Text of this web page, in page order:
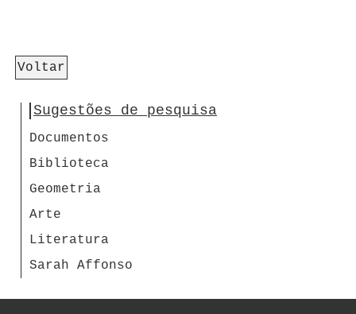
Voltar
Sugestões de pesquisa
Documentos
Biblioteca
Geometria
Arte
Literatura
Sarah Affonso